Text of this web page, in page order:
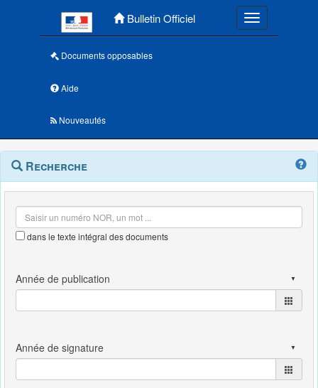
Bulletin Officiel Toggle
Documents opposables
Aide
Nouveautés
Navigation
outils
Menu
contextuel
Recherche
dans le texte intégral des documents